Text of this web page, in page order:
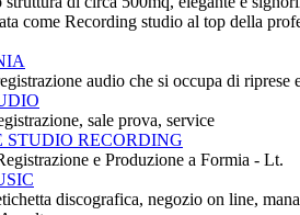
come Recording studio al top della
audio che si occupa di
sale prova, service
STUDIO RECORDING
e Produzione a Formia - Lt.
discografica, negozio on line,